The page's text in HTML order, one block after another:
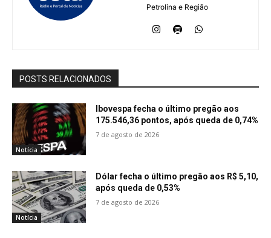
Petrolina e Região
POSTS RELACIONADOS
Notícia
Ibovespa fecha o último pregão aos
175.546,36 pontos, após queda de 0,74%
7 de agosto de 2026
Notícia
Dólar fecha o último pregão aos R$ 5,10,
após queda de 0,53%
7 de agosto de 2026